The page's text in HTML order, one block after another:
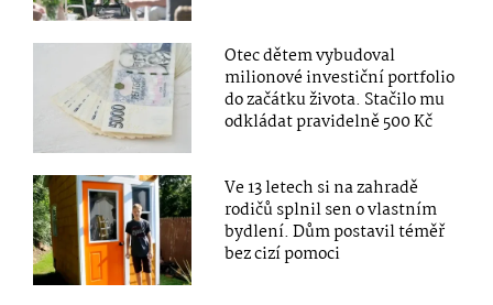
Otec dětem vybudoval
milionové investiční portfolio
do začátku života. Stačilo mu
odkládat pravidelně 500 Kč
Ve 13 letech si na zahradě
rodičů splnil sen o vlastním
bydlení. Dům postavil téměř
bez cizí pomoci